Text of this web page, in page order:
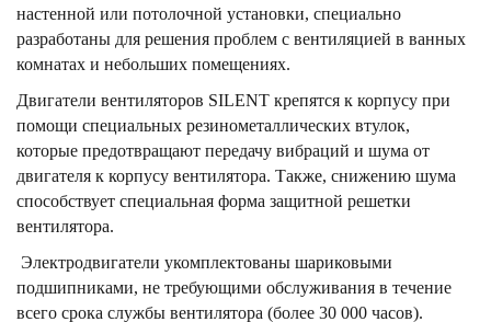
настенной или потолочной установки, специально
разработаны для решения проблем с вентиляцией в ванных
комнатах и небольших помещениях.
Двигатели вентиляторов SILENT крепятся к корпусу при
помощи специальных резинометаллических втулок,
которые предотвращают передачу вибраций и шума от
двигателя к корпусу вентилятора. Также, снижению шума
способствует специальная форма защитной решетки
вентилятора.
Электродвигатели укомплектованы шариковыми
подшипниками, не требующими обслуживания в течение
всего срока службы вентилятора (более 30 000 часов).